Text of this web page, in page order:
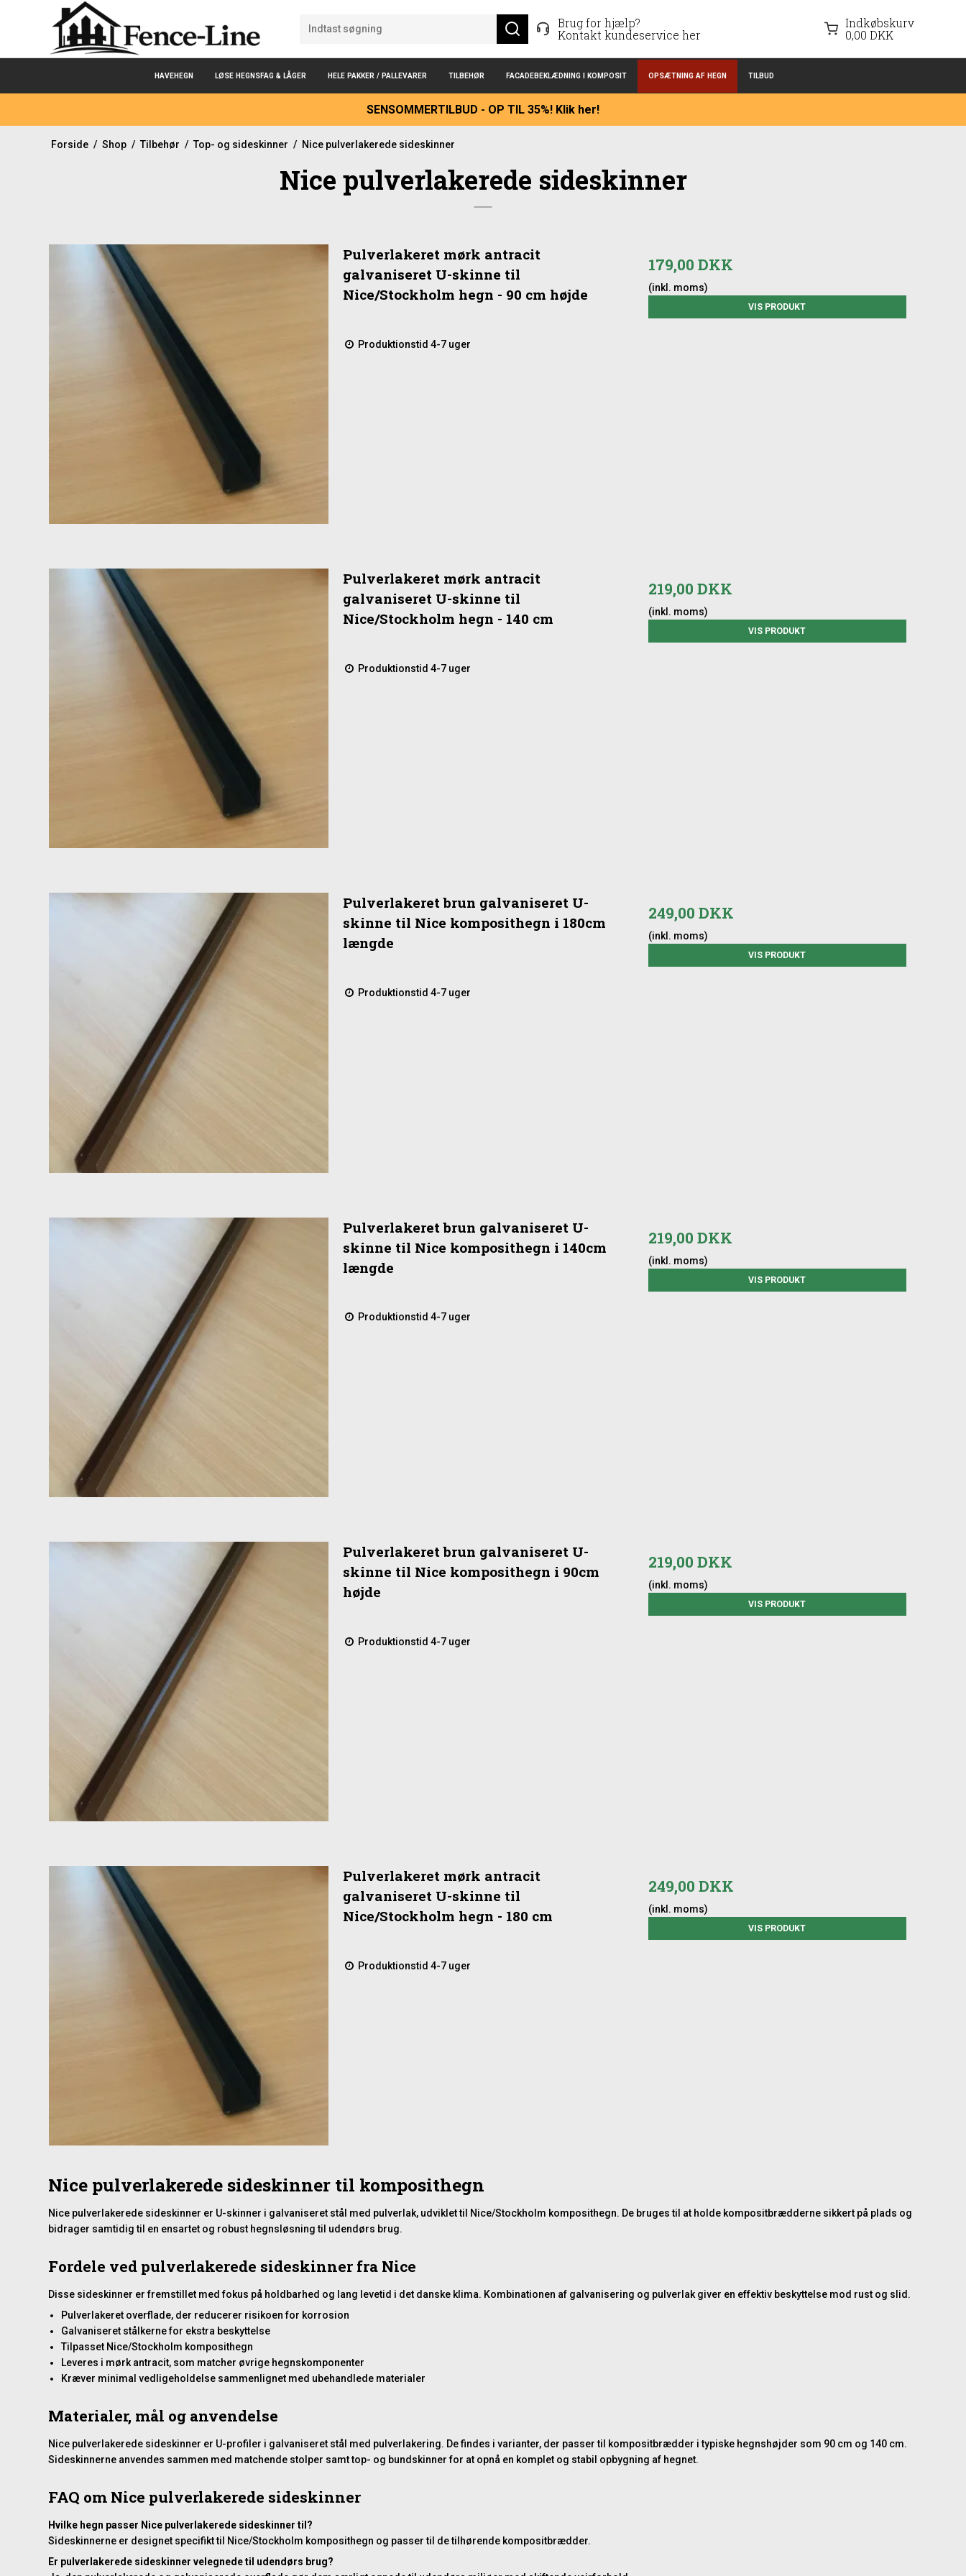
Brug for hjælp?
Kontakt kundeservice her
Indkøbskurv
0,00 DKK
HAVEHEGN LØSE HEGNSFAG & LÅGER HELE PAKKER / PALLEVARER TILBEHØR FACADEBEKLÆDNING I KOMPOSIT OPSÆTNING AF HEGN TILBUD
SENSOMMERTILBUD - OP TIL 35%! Klik her!
Forside / Shop / Tilbehør / Top- og sideskinner / Nice pulverlakerede sideskinner
Nice pulverlakerede sideskinner
Pulverlakeret mørk antracit
galvaniseret U-skinne til
Nice/Stockholm hegn - 90 cm højde
Produktionstid 4-7 uger
179,00 DKK
(inkl. moms)
VIS PRODUKT
Pulverlakeret mørk antracit
galvaniseret U-skinne til
Nice/Stockholm hegn - 140 cm
Produktionstid 4-7 uger
219,00 DKK
(inkl. moms)
VIS PRODUKT
Pulverlakeret brun galvaniseret U-
skinne til Nice komposithegn i 180cm
længde
Produktionstid 4-7 uger
249,00 DKK
(inkl. moms)
VIS PRODUKT
Pulverlakeret brun galvaniseret U-
skinne til Nice komposithegn i 140cm
længde
Produktionstid 4-7 uger
219,00 DKK
(inkl. moms)
VIS PRODUKT
Pulverlakeret brun galvaniseret U-
skinne til Nice komposithegn i 90cm
højde
Produktionstid 4-7 uger
219,00 DKK
(inkl. moms)
VIS PRODUKT
Pulverlakeret mørk antracit
galvaniseret U-skinne til
Nice/Stockholm hegn - 180 cm
Produktionstid 4-7 uger
249,00 DKK
(inkl. moms)
VIS PRODUKT
Nice pulverlakerede sideskinner til komposithegn
Nice pulverlakerede sideskinner er U-skinner i galvaniseret stål med pulverlak, udviklet til Nice/Stockholm komposithegn. De bruges til at holde kompositbrædderne sikkert på plads og
bidrager samtidig til en ensartet og robust hegnsløsning til udendørs brug.
Fordele ved pulverlakerede sideskinner fra Nice
Disse sideskinner er fremstillet med fokus på holdbarhed og lang levetid i det danske klima. Kombinationen af galvanisering og pulverlak giver en effektiv beskyttelse mod rust og slid.
Pulverlakeret overflade, der reducerer risikoen for korrosion
Galvaniseret stålkerne for ekstra beskyttelse
Tilpasset Nice/Stockholm komposithegn
Leveres i mørk antracit, som matcher øvrige hegnskomponenter
Kræver minimal vedligeholdelse sammenlignet med ubehandlede materialer
Materialer, mål og anvendelse
Nice pulverlakerede sideskinner er U-profiler i galvaniseret stål med pulverlakering. De findes i varianter, der passer til kompositbrædder i typiske hegnshøjder som 90 cm og 140 cm.
Sideskinnerne anvendes sammen med matchende stolper samt top- og bundskinner for at opnå en komplet og stabil opbygning af hegnet.
FAQ om Nice pulverlakerede sideskinner
Hvilke hegn passer Nice pulverlakerede sideskinner til?
Sideskinnerne er designet specifikt til Nice/Stockholm komposithegn og passer til de tilhørende kompositbrædder.
Er pulverlakerede sideskinner velegnede til udendørs brug?